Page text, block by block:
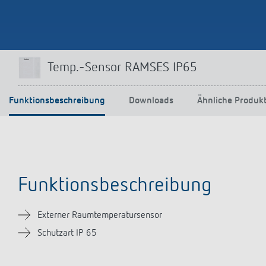
Temp.-Sensor RAMSES IP65
Funktionsbeschreibung Downloads Ähnliche
Funktionsbeschreibung
Externer Raumtemperatursensor
Schutzart IP 65